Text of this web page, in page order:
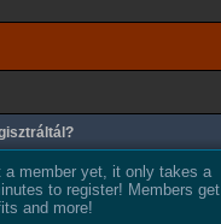
a member yet, it only takes a
to register! Members get
and more!